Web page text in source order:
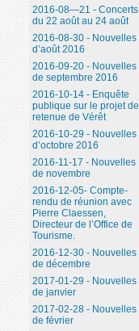
2016-08—21 - Concerts
du 22 août au 24 août
2016-08-30 - Nouvelles
d’août 2016
2016-09-20 - Nouvelles
de septembre 2016
2016-10-14 - Enquête
publique sur le projet de
retenue de Vérêt
2016-10-29 - Nouvelles
d’octobre 2016
2016-11-17 - Nouvelles
de novembre
2016-12-05- Compte-
rendu de réunion avec
Pierre Claessen,
Directeur de l’Office de
Tourisme.
2016-12-30 - Nouvelles
de décembre
2017-01-29 - Nouvelles
de janvier
2017-02-28 - Nouvelles
de février